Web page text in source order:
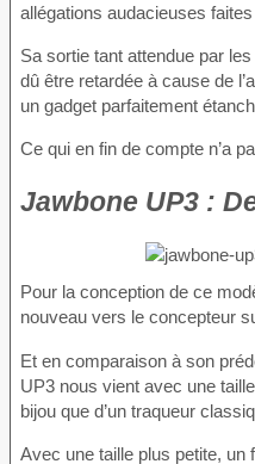
allégations audacieuses
Sa sortie tant attendue par
dû être retardée à cause de
un gadget parfaitement
Ce qui en fin de compte n’a
Jawbone UP3 :
Pour la conception de ce
nouveau vers le concepteur
Et en comparaison à son
UP3 nous vient avec une
bijou que d’un traqueur
Avec une taille plus petite, un